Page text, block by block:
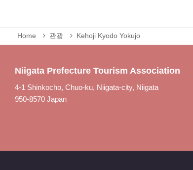
Home 관광 Kehoji Kyodo Yokujo
Niigata Prefecture Tourism Association
4-1 Shinkocho, Chuo-ku, Niigata-city, Niigata
950-8570 Japan